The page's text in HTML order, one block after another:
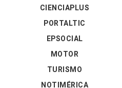
CIENCIAPLUS
PORTALTIC
EPSOCIAL
MOTOR
TURISMO
NOTIMÉRICA